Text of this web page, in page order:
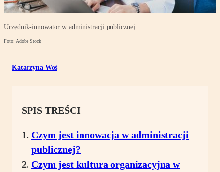
Urzędnik-innowator w administracji publicznej
Foto: Adobe Stock
Katarzyna Woś
SPIS TREŚCI
Czym jest innowacja w administracji
publicznej?
Czym jest kultura organizacyjna w